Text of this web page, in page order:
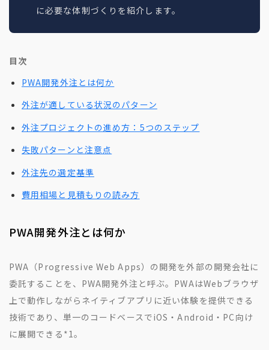
に必要な体制づくりを紹介します。
目次
PWA開発外注とは何か
外注が適している状況のパターン
外注プロジェクトの進め方：5つのステップ
失敗パターンと注意点
外注先の選定基準
費用相場と見積もりの読み方
PWA開発外注とは何か
PWA（Progressive Web Apps）の開発を外部の開発会社に
委託することを、PWA開発外注と呼ぶ。PWAはWebブラウザ
上で動作しながらネイティブアプリに近い体験を提供できる
技術であり、単一のコードベースでiOS・Android・PC向け
に展開できる *1 。